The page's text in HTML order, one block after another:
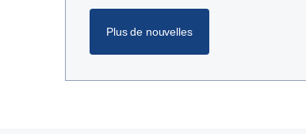
Plus de nouvelles